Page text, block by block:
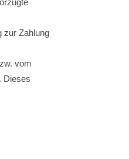
zur Zahlung
vom
Dieses